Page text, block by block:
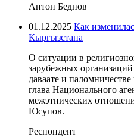
Антон Беднов
01.12.2025 Как
Кыргызстана
О ситуации в
зарубежных
даваате и
глава Национального
межэтнических
Юсупов.
Респондент